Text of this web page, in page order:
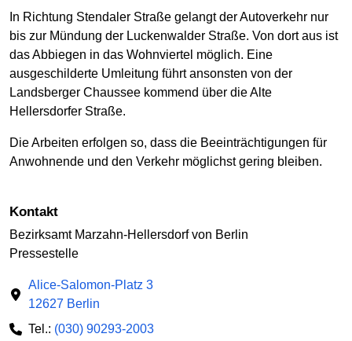
In Richtung Stendaler Straße gelangt der Autoverkehr nur
bis zur Mündung der Luckenwalder Straße. Von dort aus ist
das Abbiegen in das Wohnviertel möglich. Eine
ausgeschilderte Umleitung führt ansonsten von der
Landsberger Chaussee kommend über die Alte
Hellersdorfer Straße.
Die Arbeiten erfolgen so, dass die Beeinträchtigungen für
Anwohnende und den Verkehr möglichst gering bleiben.
Kontakt
Bezirksamt Marzahn-Hellersdorf von Berlin
Pressestelle
Alice-Salomon-Platz 3
12627 Berlin
Tel.: (030) 90293-2003